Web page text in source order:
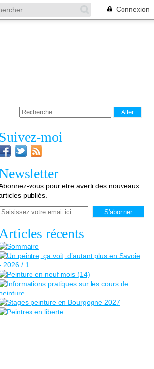
Connexion
Suivez-moi
vous pour être averti des nouveaux
publiés.
Email
Articles récents